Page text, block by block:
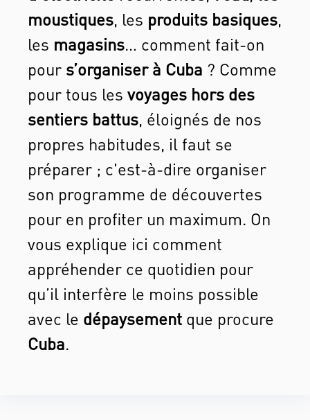
moustiques, les produits basiques,
les magasins… comment fait-on
pour s’organiser à Cuba ? Comme
pour tous les voyages hors des
sentiers battus, éloignés de nos
propres habitudes, il faut se
préparer ; c'est-à-dire organiser
son programme de découvertes
pour en profiter un maximum. On
vous explique ici comment
appréhender ce quotidien pour
qu’il interfère le moins possible
avec le dépaysement que procure
Cuba.